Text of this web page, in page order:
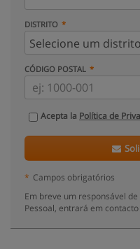
DISTRITO
CÓDIGO POSTAL
Acepta la Política de
* Campos obrigatórios
Em breve um responsável
Pessoal, entrará em